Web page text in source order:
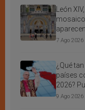
León
7 Ago 2026
¿Qué
países
2026?
9 Ago 2026